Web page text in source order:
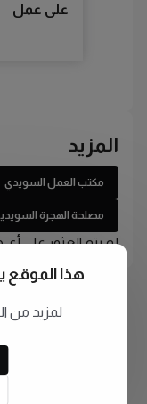
على عمل
المزيد
مكتب العمل السويدي
مصلحة الهجرة
لم يتم العثور على
هذا الموقع
لمزيد من